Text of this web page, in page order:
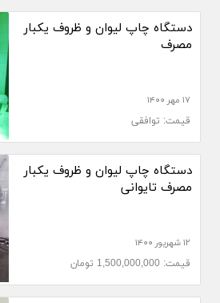
دستگاه چاپ لیوان و ظروف یکبار
مصرف
۱۷ مهر ۱۴۰۰
قیمت: توافقی
دستگاه چاپ لیوان و ظروف یکبار
مصرف تایوانی
۱۲ شهریور ۱۴۰۰
قیمت: 1,500,000,000 تومان